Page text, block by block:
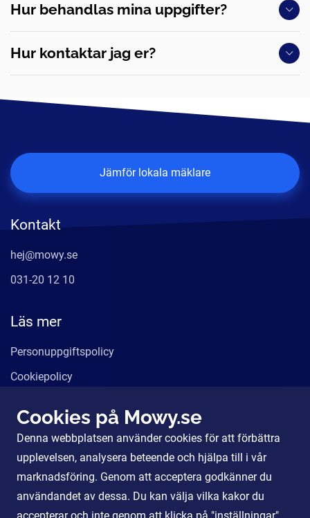
Hur behandlas mina uppgifter?
Hur kontaktar jag er?
Kontakt
hej@mowy.se
031-20 12 10
Läs mer
Personuppgiftspolicy
Cookiepolicy
Våra tjänster
För Partners
Jämför lokala mäklare
Cookies på Mowy.se
Denna webbplatsen använder cookies för att förbättra
upplevelsen, analysera beteende och hjälpa till i vår
marknadsföring. Genom att acceptera godkänner du
användandet av dessa. Du kan välja vilka kakor du